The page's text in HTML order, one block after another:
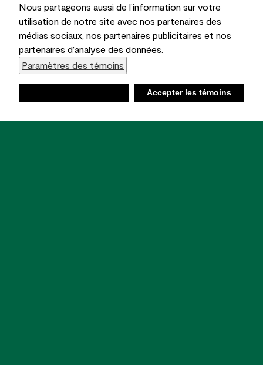
Nous partageons aussi de l’information sur votre
utilisation de notre site avec nos partenaires des
médias sociaux, nos partenaires publicitaires et nos
partenaires d’analyse des données.
Paramètres des témoins
Accepter les témoins
Liste d’achats